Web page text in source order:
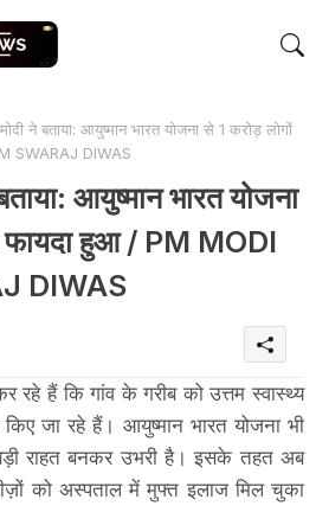
ने बताया: आयुष्मान भारत योजना से 1 करोड़ लोगों
SWARAJ DIWAS
आयुष्मान भारत योजना
फायदा हुआ / PM MODI
DIWAS
रहे हैं कि गांव के गरीब को उत्तम स्वास्थ्य
जा रहे हैं। आयुष्मान भारत योजना भी
राहत बनकर उभरी है। इसके तहत अब
को अस्पताल में मुफ्त इलाज मिल चुका